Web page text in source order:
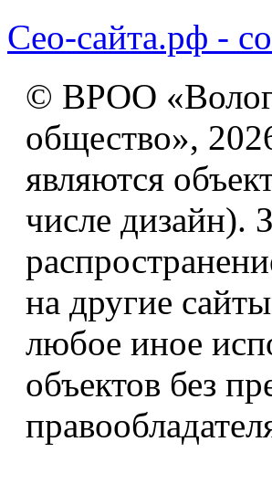
Сео-сайта.рф -
© ВРОО
общество»,
являются
числе дизайн).
на другие
любое иное
объектов без